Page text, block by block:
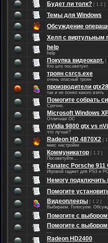
Будет ли толк? [ 1 2 ]
Темы для Windows
Обсуждение
Хелп с виртульным
help
help
Покупка видеокарт. [
Кто што посоветует.
троян csrcs.exe
очень опасный троян
производители
так и не понял какого взять
Помогите собрать
Срочно.
Microsoft Windows
Отличная ОС
nVidia 9800 gtx vs
что лучше?
Radeon HD 4870X2 [ 1
макс настройки
Коммуникатор [ 1 2 ]
Посоветуйте…
Fanatec Porsche 911
Игровой гаджет для PS3 и PC
Немогу подключить
Помогите
Видеоплееры [ 1 2 ]
Выбираем. Голосуем.
Помогите с
Помогите с
....
Radeon HD2400